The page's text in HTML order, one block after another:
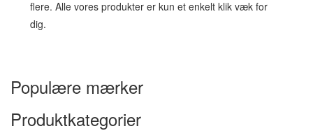
flere. Alle vores produkter er kun et enkelt klik væk for
dig.
Populære mærker
Produktkategorier